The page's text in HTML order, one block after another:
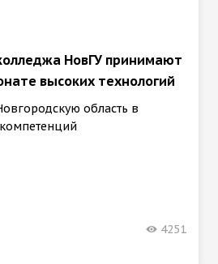
НовГУ принимают
высоких технологий
область в
4251